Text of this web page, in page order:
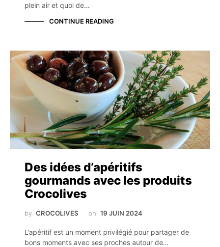
plein air et quoi de…
CONTINUE READING
Des idées d’apéritifs
gourmands avec les produits
Crocolives
by CROCOLIVES on 19 JUIN 2024
L’apéritif est un moment privilégié pour partager de
bons moments avec ses proches autour de…